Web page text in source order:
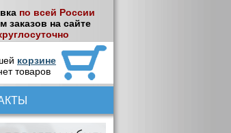
по всей России
заказов на сайте
корзине
товаров